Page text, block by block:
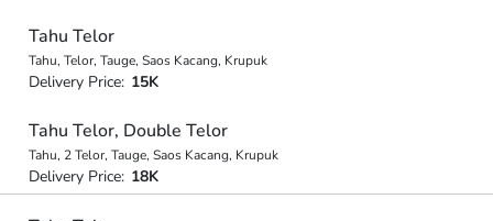
Tahu Telor
Tahu, Telor, Tauge, Saos Kacang, Krupuk
Delivery Price: 15K
Tahu Telor, Double Telor
Tahu, 2 Telor, Tauge, Saos Kacang, Krupuk
Delivery Price: 18K